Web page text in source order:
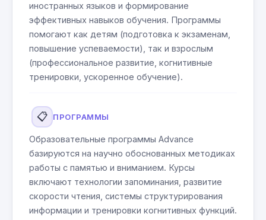
иностранных языков и формирование
эффективных навыков обучения. Программы
помогают как детям (подготовка к экзаменам,
повышение успеваемости), так и взрослым
(профессиональное развитие, когнитивные
тренировки, ускоренное обучение).
📋 ПРОГРАММЫ
Образовательные программы Advance
базируются на научно обоснованных методиках
работы с памятью и вниманием. Курсы
включают технологии запоминания, развитие
скорости чтения, системы структурирования
информации и тренировки когнитивных функций.